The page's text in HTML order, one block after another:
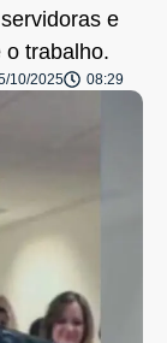
e
o trabalho.
10/2025 08:29